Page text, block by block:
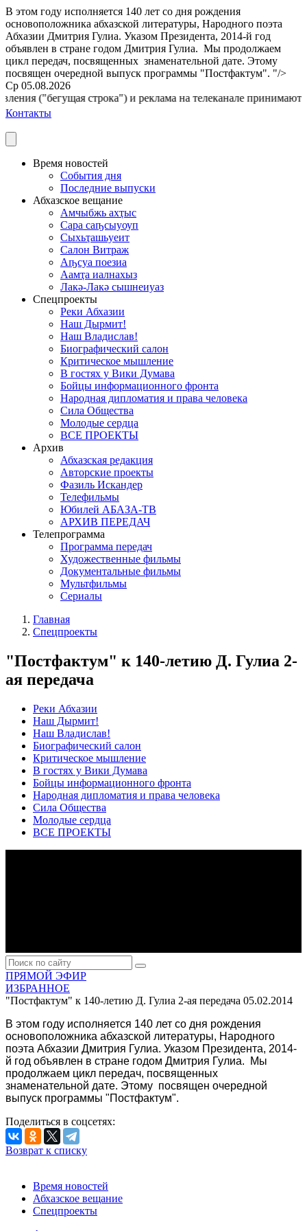
В этом году исполняется 140 лет со дня рождения
основоположника абхазской литературы, Народного поэта
Абхазии Дмитрия Гулиа. Указом Президента, 2014-й год
объявлен в стране годом Дмитрия Гулиа. Мы продолжаем
цикл передач, посвященных знаменательной дате. Этому
посвящен очередной выпуск программы "Постфактум". "/>
Ср 05.08.2026
("бегущая строка") и реклама на телеканале
Контакты
Время новостей
События дня
Последние выпуски
Абхазское вещание
Амчыбжь ахҭыс
Сара саҧсыуоуп
Сыхьҭашьуеит
Салон Витраж
Аҧсуа поезиа
Аамҭа иалнахыз
Лакә-Лакә сышнеиуаз
Спецпроекты
Реки Абхазии
Наш Дырмит!
Наш Владислав!
Биографический салон
Критическое мышление
В гостях у Вики Думава
Бойцы информационного фронта
Народная дипломатия и права человека
Сила Общества
Молодые сердца
ВСЕ ПРОЕКТЫ
Архив
Абхазская редакция
Авторские проекты
Фазиль Искандер
Телефильмы
Юбилей АБАЗА-ТВ
АРХИВ ПЕРЕДАЧ
Телепрограмма
Программа передач
Художественные фильмы
Документальные фильмы
Мультфильмы
Сериалы
Главная
Спецпроекты
"Постфактум" к 140-летию Д. Гулиа 2-
ая передача
Реки Абхазии
Наш Дырмит!
Наш Владислав!
Биографический салон
Критическое мышление
В гостях у Вики Думава
Бойцы информационного фронта
Народная дипломатия и права человека
Сила Общества
Молодые сердца
ВСЕ ПРОЕКТЫ
ПРЯМОЙ ЭФИР
ИЗБРАННОЕ
"Постфактум" к 140-летию Д. Гулиа 2-ая передача 05.02.2014
В этом году исполняется 140 лет со дня рождения
основоположника абхазской литературы, Народного
поэта Абхазии Дмитрия Гулиа. Указом Президента, 2014-
й год объявлен в стране годом Дмитрия Гулиа. Мы
продолжаем цикл передач, посвященных
знаменательной дате. Этому посвящен очередной
выпуск программы "Постфактум".
Поделиться в соцсетях:
Возврат к списку
Время новостей
Абхазское вещание
Спецпроекты